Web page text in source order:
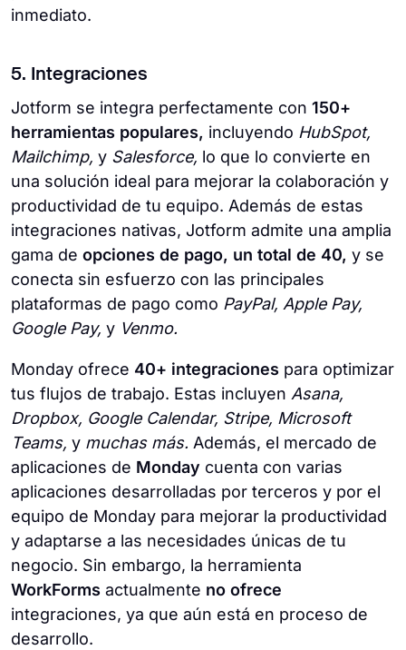
inmediato.
5. Integraciones
Jotform se integra perfectamente con 150+
herramientas populares, incluyendo HubSpot,
Mailchimp, y Salesforce, lo que lo convierte en
una solución ideal para mejorar la colaboración y
productividad de tu equipo. Además de estas
integraciones nativas, Jotform admite una amplia
gama de opciones de pago, un total de 40, y se
conecta sin esfuerzo con las principales
plataformas de pago como PayPal, Apple Pay,
Google Pay, y Venmo.
Monday ofrece 40+ integraciones para optimizar
tus flujos de trabajo. Estas incluyen Asana,
Dropbox, Google Calendar, Stripe, Microsoft
Teams, y muchas más. Además, el mercado de
aplicaciones de Monday cuenta con varias
aplicaciones desarrolladas por terceros y por el
equipo de Monday para mejorar la productividad
y adaptarse a las necesidades únicas de tu
negocio. Sin embargo, la herramienta
WorkForms actualmente no ofrece
integraciones, ya que aún está en proceso de
desarrollo.